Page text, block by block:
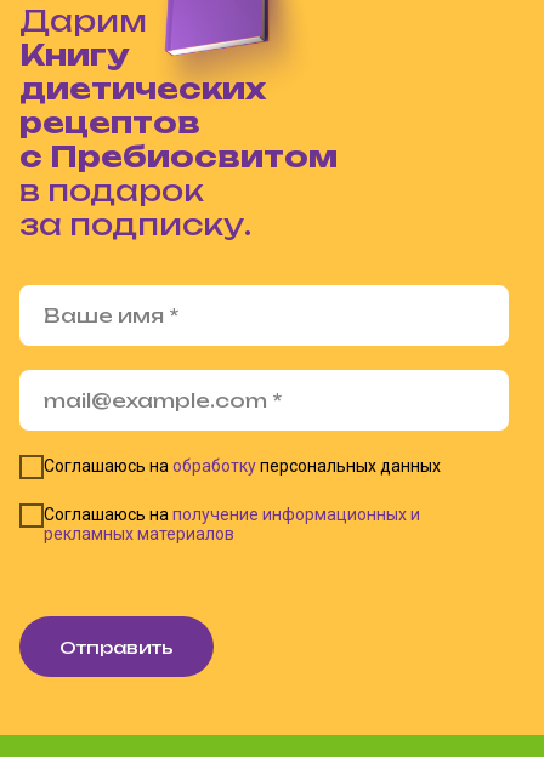
Соглашаюсь на обработкуперсональных данных
Соглашаюсь на получение информационных и
рекламных материалов
Отправить
Дарим
Книгу
диетических
рецептов
с Пребиосвитом
в подарок
за подписку.